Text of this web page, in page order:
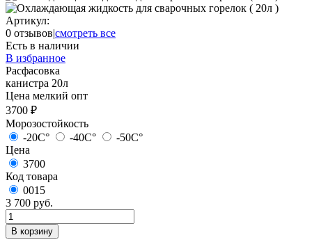
Артикул:
0 отзывов|смотреть все
Есть в наличии
В избранное
Расфасовка
канистра 20л
Цена мелкий опт
3700 ₽
Морозостойкость
-20C°
-40C°
-50C°
Цена
3700
Код товара
0015
3 700 руб.